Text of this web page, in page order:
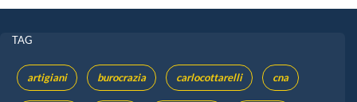
TAG
artigiani burocrazia carlocottarelli cna